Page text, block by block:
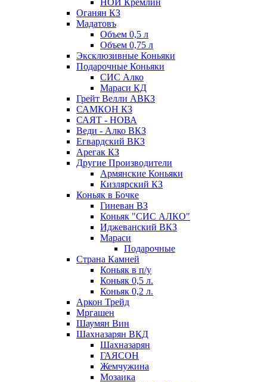
НОЙ Кремлин
Оганян КЗ
Мадатовъ
Объем 0,5 л
Объем 0,75 л
Эксклюзивные Коньяки
Подарочные Коньяки
СИС Алко
Мараси КД
Грейт Велли АВКЗ
САМКОН КЗ
САЯТ - НОВА
Веди - Алко ВКЗ
Егвардский ВКЗ
Арегак КЗ
Другие Производители
Армянские Коньяки
Кизлярский КЗ
Коньяк в Бочке
Гиневан ВЗ
Коньяк "СИС АЛКО"
Иджеванский ВКЗ
Мараси
Подарочные
Страна Камней
Коньяк в п/у
Коньяк 0,5 л.
Коньяк 0,2 л.
Аркон Трейд
Мргашен
Шаумян Вин
Шахназарян ВКД
Шахназарян
ГАЯСОН
Жемчужина
Мозаика